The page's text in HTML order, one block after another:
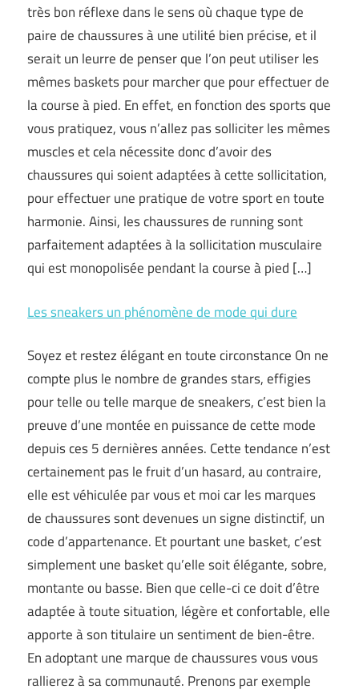
très bon réflexe dans le sens où chaque type de
paire de chaussures à une utilité bien précise, et il
serait un leurre de penser que l’on peut utiliser les
mêmes baskets pour marcher que pour effectuer de
la course à pied. En effet, en fonction des sports que
vous pratiquez, vous n’allez pas solliciter les mêmes
muscles et cela nécessite donc d’avoir des
chaussures qui soient adaptées à cette sollicitation,
pour effectuer une pratique de votre sport en toute
harmonie. Ainsi, les chaussures de running sont
parfaitement adaptées à la sollicitation musculaire
qui est monopolisée pendant la course à pied […]
Les sneakers un phénomène de mode qui dure
Soyez et restez élégant en toute circonstance On ne
compte plus le nombre de grandes stars, effigies
pour telle ou telle marque de sneakers, c’est bien la
preuve d’une montée en puissance de cette mode
depuis ces 5 dernières années. Cette tendance n’est
certainement pas le fruit d’un hasard, au contraire,
elle est véhiculée par vous et moi car les marques
de chaussures sont devenues un signe distinctif, un
code d’appartenance. Et pourtant une basket, c’est
simplement une basket qu’elle soit élégante, sobre,
montante ou basse. Bien que celle-ci ce doit d’être
adaptée à toute situation, légère et confortable, elle
apporte à son titulaire un sentiment de bien-être.
En adoptant une marque de chaussures vous vous
rallierez à sa communauté. Prenons par exemple